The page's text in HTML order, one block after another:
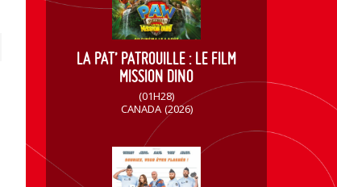
LA PAT’ PATROUILLE : LE FILM
MISSION DINO
(01H28)
CANADA (2026)